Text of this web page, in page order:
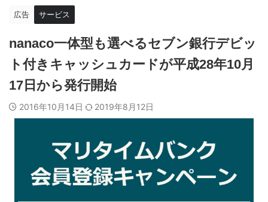
広告 サービス
nanaco一体型も選べるセブン銀行デビッ
ト付きキャッシュカードが平成28年10月
17日から発行開始
2016年10月14日 2019年8月12日